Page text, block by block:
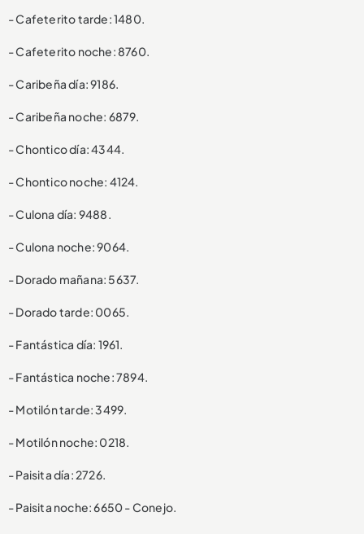
- Cafeterito tarde: 1480.
- Cafeterito noche: 8760.
- Caribeña día: 9186.
- Caribeña noche: 6879.
- Chontico día: 4344.
- Chontico noche: 4124.
- Culona día: 9488.
- Culona noche: 9064.
- Dorado mañana: 5637.
- Dorado tarde: 0065.
- Fantástica día: 1961.
- Fantástica noche: 7894.
- Motilón tarde: 3499.
- Motilón noche: 0218.
- Paisita día: 2726.
- Paisita noche: 6650 - Conejo.